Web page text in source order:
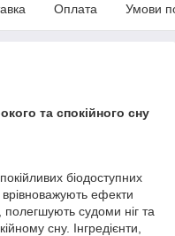
Оплата Умови
та спокійного сну
біодоступних
врівноважують ефекти
судоми ніг та
сну. Інгредієнти,